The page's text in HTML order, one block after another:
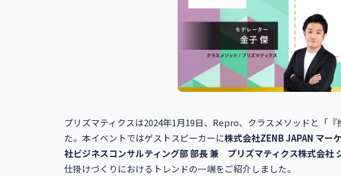
プリズマティクスは2024年1月19日、Repro、クラスメソッドと「
た。本イベントではゲストスピーカーに株式会社ZENB JAPAN マー
社ビジネスコンサルティング部 部長 兼 プリズマティクス株式会社
仕掛けづくりにおけるトレンドの一端をご紹介しました。